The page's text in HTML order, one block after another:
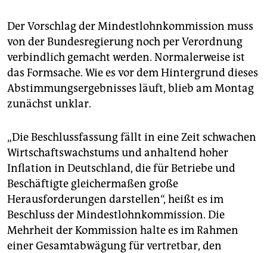
Der Vorschlag der Mindestlohnkommission muss
von der Bundesregierung noch per Verordnung
verbindlich gemacht werden. Normalerweise ist
das Formsache. Wie es vor dem Hintergrund dieses
Abstimmungsergebnisses läuft, blieb am Montag
zunächst unklar.
„Die Beschlussfassung fällt in eine Zeit schwachen
Wirtschaftswachstums und anhaltend hoher
Inflation in Deutschland, die für Betriebe und
Beschäftigte gleichermaßen große
Herausforderungen darstellen“, heißt es im
Beschluss der Mindestlohnkommission. Die
Mehrheit der Kommission halte es im Rahmen
einer Gesamtabwägung für vertretbar, den